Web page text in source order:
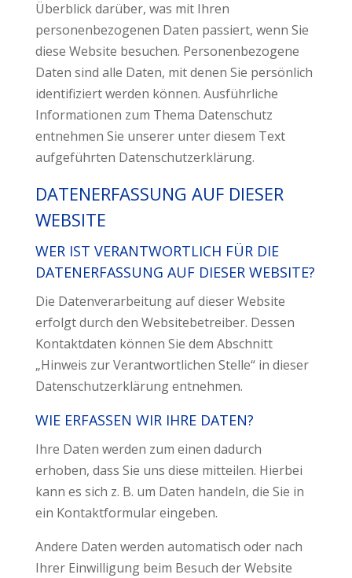
Überblick darüber, was mit Ihren
personenbezogenen Daten passiert, wenn Sie
diese Website besuchen. Personenbezogene
Daten sind alle Daten, mit denen Sie persönlich
identifiziert werden können. Ausführliche
Informationen zum Thema Datenschutz
entnehmen Sie unserer unter diesem Text
aufgeführten Datenschutzerklärung.
DATENERFASSUNG AUF DIESER
WEBSITE
WER IST VERANTWORTLICH FÜR DIE
DATENERFASSUNG AUF DIESER WEBSITE?
Die Datenverarbeitung auf dieser Website
erfolgt durch den Websitebetreiber. Dessen
Kontaktdaten können Sie dem Abschnitt
„Hinweis zur Verantwortlichen Stelle“ in dieser
Datenschutzerklärung entnehmen.
WIE ERFASSEN WIR IHRE DATEN?
Ihre Daten werden zum einen dadurch
erhoben, dass Sie uns diese mitteilen. Hierbei
kann es sich z. B. um Daten handeln, die Sie in
ein Kontaktformular eingeben.
Andere Daten werden automatisch oder nach
Ihrer Einwilligung beim Besuch der Website